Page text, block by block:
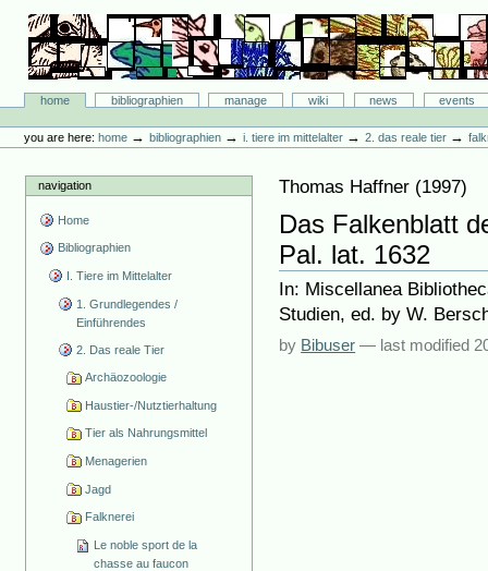
content.
navigation
Bibliographie-Portal
Sectionshome bibliographien manage wiki news
events
tools
you are here: home →bibliographien →i. tiere im mittelalter →2. das reale tier →
navigation
Home
Bibliographien
I. Tiere im Mittelalter
1. Grundlegendes /
Einführendes
2. Das reale Tier
Archäozoologie
Haustier-/Nutztierhaltung
Tier als Nahrungsmittel
Menagerien
Jagd
Falknerei
Le noble sport de la
chasse au faucon
Thomas Haffner (1997)
Das Falkenblatt
Pal. lat. 1632
In: Miscellanea
Studien, ed. by W.
by Bibuser — last modified